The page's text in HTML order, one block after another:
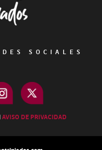
SOCIALES
|AVISO DE PRIVACIDAD